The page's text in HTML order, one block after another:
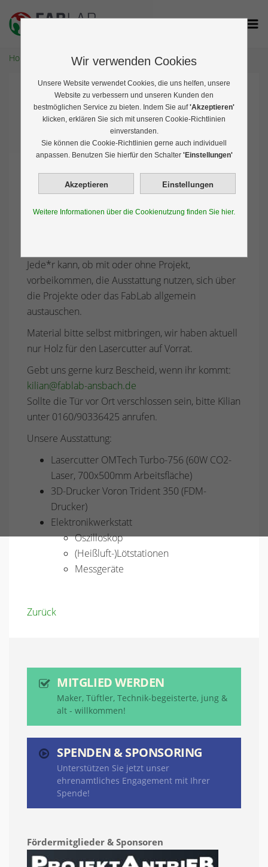
Home Veranstaltungen
OpenLab am 14. Mai 2026
DO. 14.05.2026 18:00
Unsere Werkstatt hat für jede*n geöffnet!
Adresse: Bahnhofstr. 2c, 91522 Ansbach (im
Jede*r kann, ob mit oder ohne Projekt,
vorbeikommen, die Ausstattung nutzen, sich über
die Projekte oder das FabLab allgemein
austauschen.
Material bitte selbst mitbringen, wir haben aktuell
nur Holz für den Lasercutter auf Vorrat.
Gebt uns gerne kurz Bescheid, wenn ihr kommt:
kilian@fablab-ansbach.de
Sollte die Tür vor Ort verschlossen sein, bitte Kilian
unter 0160/90336425 anrufen.
Unsere Ausstattung:
Lasercutter OMTech Turbo-756 (60W CO2-
Laser, 700x500mm Arbeitsfläche)
3D-Drucker Voron Trident 350 (FDM-
Drucker)
Elektronikwerkstatt
Oszilloskop
(Heißluft-)Lötstationen
Messgeräte
Zurück
MITGLIED WERDEN
Maker, Tüftler, Technik-begeisterte, jung &
alt - willkommen!
SPENDEN & SPONSORING
Unterstützen Sie jetzt unser
ehrenamtliches Engagement mit Ihrer
Spende!
Fördermitglieder & Sponsoren
Wir verwenden Cookies
Unsere Website verwendet Cookies, die uns helfen, unsere
Website zu verbessern und unseren Kunden den
bestmöglichen Service zu bieten. Indem Sie auf'Akzeptieren'
klicken, erklären Sie sich mit unseren Cookie-Richtlinien
einverstanden.
Sie können die Cookie-Richtlinien gerne auch individuell
anpassen. Benutzen Sie hierfür den Schalter 'Einstellungen'
Weitere Informationen über die Cookienutzung finden Sie hier.